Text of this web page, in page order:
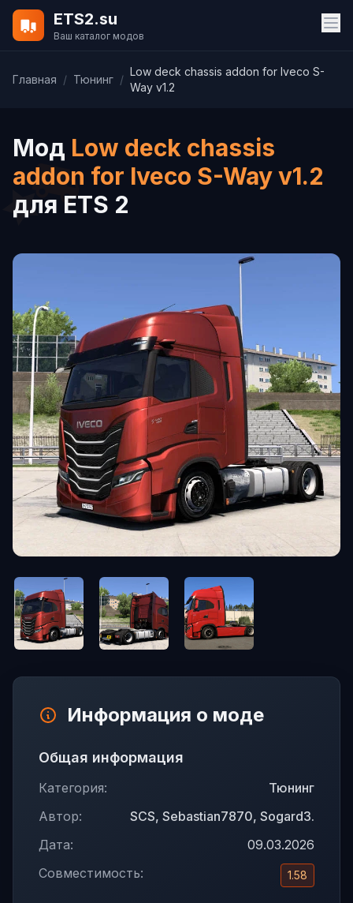
ETS2.su
Ваш каталог модов
Главная / Тюнинг /
Low deck chassis addon for Iveco S-
Way v1.2
Мод Low deck chassis
addon for Iveco S-Way v1.2
для ETS 2
Информация о моде
Общая информация
Категория:
Тюнинг
Автор:
SCS, Sebastian7870, Sogard3.
Дата:
09.03.2026
Совместимость:
1.58